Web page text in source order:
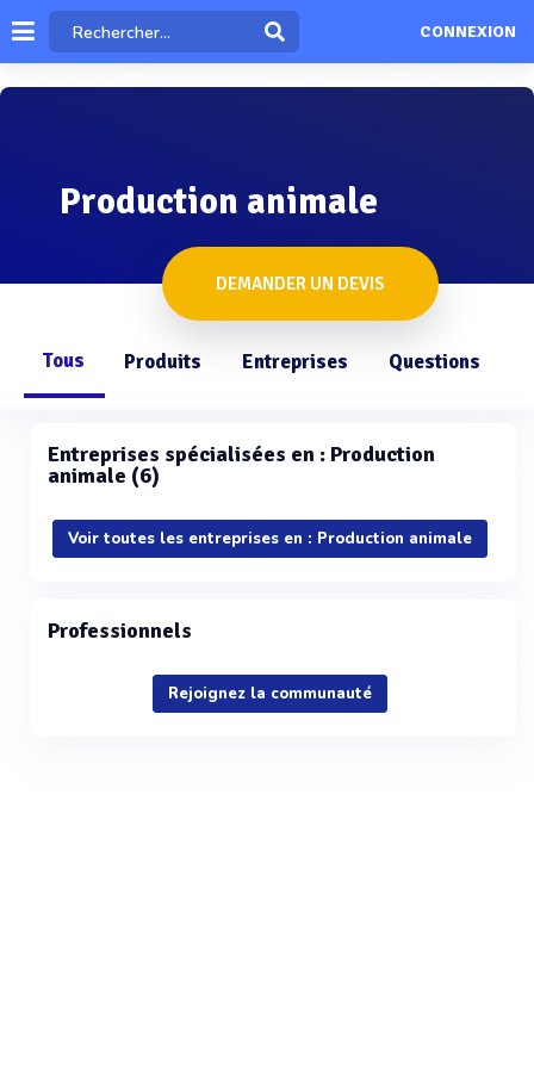
CONNEXION
Production animale
DEMANDER UN DEVIS
Tous Produits Entreprises Questions
Entreprises spécialisées en : Production
animale (6)
Voir toutes les entreprises en : Production animale
Professionnels
Rejoignez la communauté